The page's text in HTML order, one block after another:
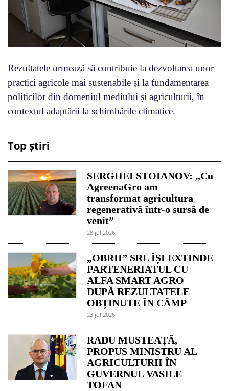
Rezultatele urmează să contribuie la dezvoltarea unor
practici agricole mai sustenabile și la fundamentarea
politicilor din domeniul mediului și agriculturii, în
contextul adaptării la schimbările climatice.
Top știri
SERGHEI STOIANOV: „Cu
AgreenaGro am
transformat agricultura
regenerativă într-o sursă de
venit”
28 jul 2026
„OBRII” SRL ÎȘI EXTINDE
PARTENERIATUL CU
ALFA SMART AGRO
DUPĂ REZULTATELE
OBȚINUTE ÎN CÂMP
23 jul 2026
RADU MUSTEAȚĂ,
PROPUS MINISTRU AL
AGRICULTURII ÎN
GUVERNUL VASILE
TOFAN